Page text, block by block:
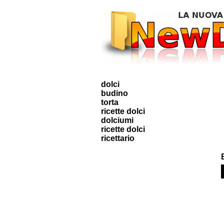
dolci
budino
torta
ricette dolci
dolciumi
ricette dolci
ricettario